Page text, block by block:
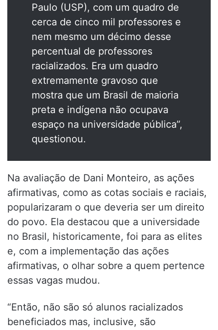
Paulo (USP), com um quadro de
cerca de cinco mil professores e
nem mesmo um décimo desse
percentual de professores
racializados. Era um quadro
extremamente gravoso que
mostra que um Brasil de maioria
preta e indígena não ocupava
espaço na universidade pública”,
questionou.
Na avaliação de Dani Monteiro, as ações
afirmativas, como as cotas sociais e raciais,
popularizaram o que deveria ser um direito
do povo. Ela destacou que a universidade
no Brasil, historicamente, foi para as elites
e, com a implementação das ações
afirmativas, o olhar sobre a quem pertence
essas vagas mudou.
“Então, não são só alunos racializados
beneficiados mas, inclusive, são